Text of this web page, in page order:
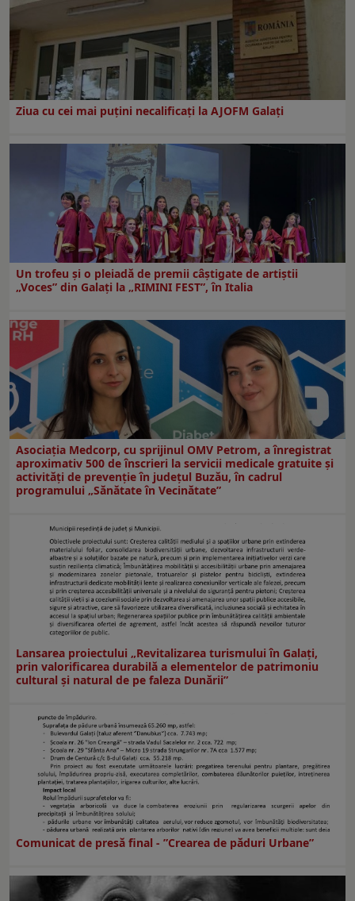
Ziua cu cei mai puțini necalificați la AJOFM Galați
Un trofeu şi o pleiadă de premii câştigate de artiştii
„Voces” din Galaţi la „RIMINI FEST”, în Italia
Asociația Medcorp, cu sprijinul OMV Petrom, a înregistrat
aproximativ 500 de înscrieri la servicii medicale gratuite și
activități de prevenție în județul Buzău, în cadrul
programului „Sănătate în Vecinătate”
Lansarea proiectului „Revitalizarea turismului în Galați,
prin valorificarea durabilă a elementelor de patrimoniu
cultural și natural de pe faleza Dunării”
Comunicat de presă final - ”Crearea de păduri Urbane”